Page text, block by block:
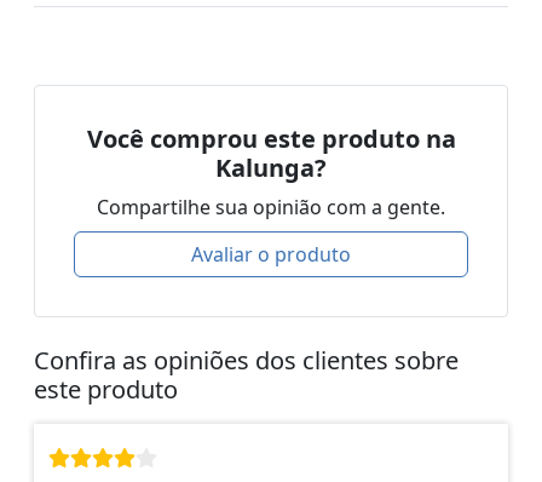
Você comprou este produto na
Kalunga?
Compartilhe sua opinião com a gente.
Avaliar o produto
Confira as opiniões dos clientes sobre
este produto